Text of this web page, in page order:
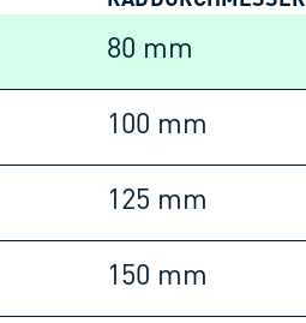
80 mm
100 mm
125 mm
150 mm